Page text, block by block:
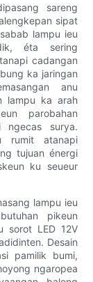
sareng
sipat
lampu ieu
éta sering
cadangan
ka jaringan
anu
lampu ka arah
parobahan
ngecas surya.
rumit atanapi
tujuan énergi
ku seueur
lampu ieu
pikeun
sorot LED 12V
Desain
pamilik bumi,
ngaropea